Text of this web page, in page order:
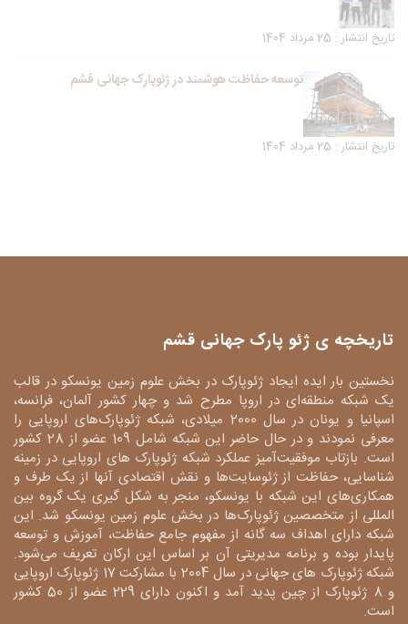
تاریخ انتشار : 25 مرداد 1404
توسعه حفاظت هوشمند در ژئوپارک جهانی قشم
تاریخ انتشار : 25 مرداد 1404
تاریخچه ی ژئو پارک جهانی قشم
نخستین بار ایده ایجاد ژئوپارک در بخش علوم زمین یونسکو در قالب
یک شبکه منطقه‌ای در اروپا مطرح شد و چهار کشور آلمان، فرانسه،
اسپانیا و یونان در سال 2000 میلادی، شبکه ژئوپارک‌های اروپایی را
معرفی نمودند و در حال حاضر این شبکه شامل 109 عضو از 28 کشور
است. بازتاب موفقیت‌آمیز عملکرد شبکه ژئوپارک های اروپایی در زمینه
شناسایی، حفاظت از ژئوسایت‌ها و نقش اقتصادی آنها از یک طرف و
همکاری‌های این شبکه با یونسکو، منجر به شکل گیری یک گروه بین
المللی از متخصصین ژئوپارک‌ها در بخش علوم زمین یونسکو شد. این
شبکه دارای اهداف سه گانه از مفهوم جامع حفاظت، آموزش و توسعه
پایدار بوده و برنامه مدیریتی آن بر اساس این ارکان تعریف می‌شود.
شبکه ژئوپارک های جهانی در سال 2004 با مشارکت 17 ژئوپارک اروپایی
و 8 ژئوپارک از چین پدید آمد و اکنون دارای 229 عضو از 50 کشور
است.